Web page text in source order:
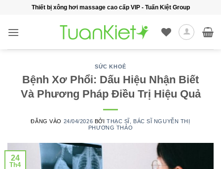
nội
Thiết bị xông hơi massage cao cấp VIP - Tuấn Kiệt Group
SỨC KHOẺ
Bệnh Xơ Phổi: Dấu Hiệu Nhận Biết
Và Phương Pháp Điều Trị Hiệu Quả
ĐĂNG VÀO 24/04/2026 BỞI THẠC SĨ, BÁC SĨ NGUYỄN THỊ
PHƯƠNG THẢO
24
Th4